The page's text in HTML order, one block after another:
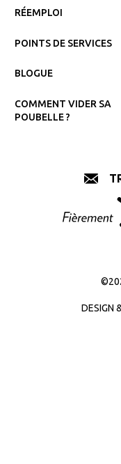
RÉEMPLOI
POINTS DE SERVICES
BLOGUE
COMMENT VIDER SA
POUBELLE ?
DESIGN